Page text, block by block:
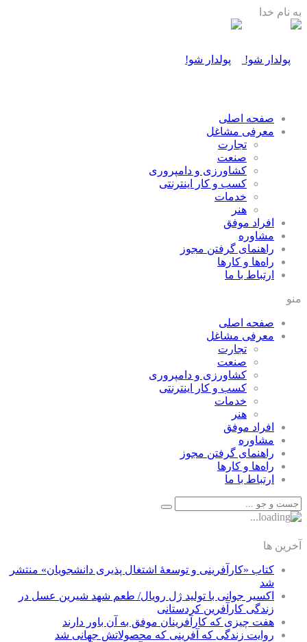
به نام خدا
صفحه اصلی
معرفی مشاغل
تجارت
صنعت
كشاورزی و دامپروری
كسب و كار اينترنتی
خدمات
هنر
افراد موفق
مشاوره
راهنمای گرفتن مجوز
راه‌ها و كارها
ارتباط با ما
منو
صفحه اصلی
معرفی مشاغل
تجارت
صنعت
كشاورزی و دامپروری
كسب و كار اينترنتی
خدمات
هنر
افراد موفق
مشاوره
راهنمای گرفتن مجوز
راه‌ها و كارها
ارتباط با ما
آخرین ها
کتاب «کارآفرینی و توسعۀ اشتغال پذیری دانشجویان» منتشر
شد
اکسیر جوانی با تولید ژل رویال/ طعم شهد شیرین عسل‌ در
زندگی کارآفرین کردستانی
هفت چیزی که کارآفرینان موفق به آن باور دارند
روایت زندگی که آفرینی که محصولاتش جهانی شد